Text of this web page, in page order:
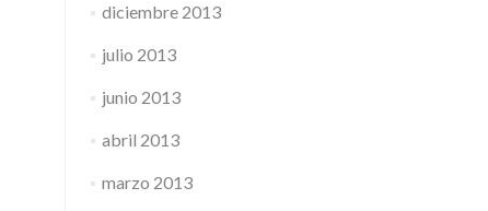
diciembre 2013
julio 2013
junio 2013
abril 2013
marzo 2013